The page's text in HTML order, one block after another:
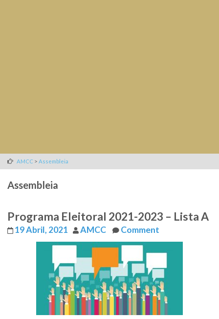
AMCC > Assembleia
Assembleia
Programa Eleitoral 2021-2023 – Lista A
19 Abril, 2021 AMCC Comment